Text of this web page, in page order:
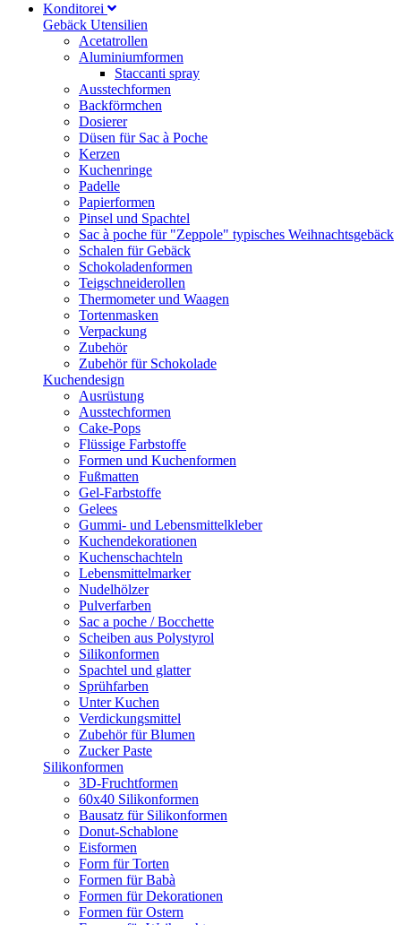
Konditorei
Gebäck Utensilien
Acetatrollen
Aluminiumformen
Staccanti spray
Ausstechformen
Backförmchen
Dosierer
Düsen für Sac à Poche
Kerzen
Kuchenringe
Padelle
Papierformen
Pinsel und Spachtel
Sac à poche für "Zeppole" typisches Weihnachtsgebäck
Schalen für Gebäck
Schokoladenformen
Teigschneiderollen
Thermometer und Waagen
Tortenmasken
Verpackung
Zubehör
Zubehör für Schokolade
Kuchendesign
Ausrüstung
Ausstechformen
Cake-Pops
Flüssige Farbstoffe
Formen und Kuchenformen
Fußmatten
Gel-Farbstoffe
Gelees
Gummi- und Lebensmittelkleber
Kuchendekorationen
Kuchenschachteln
Lebensmittelmarker
Nudelhölzer
Pulverfarben
Sac a poche / Bocchette
Scheiben aus Polystyrol
Silikonformen
Spachtel und glatter
Sprühfarben
Unter Kuchen
Verdickungsmittel
Zubehör für Blumen
Zucker Paste
Silikonformen
3D-Fruchtformen
60x40 Silikonformen
Bausatz für Silikonformen
Donut-Schablone
Eisformen
Form für Torten
Formen für Babà
Formen für Dekorationen
Formen für Ostern